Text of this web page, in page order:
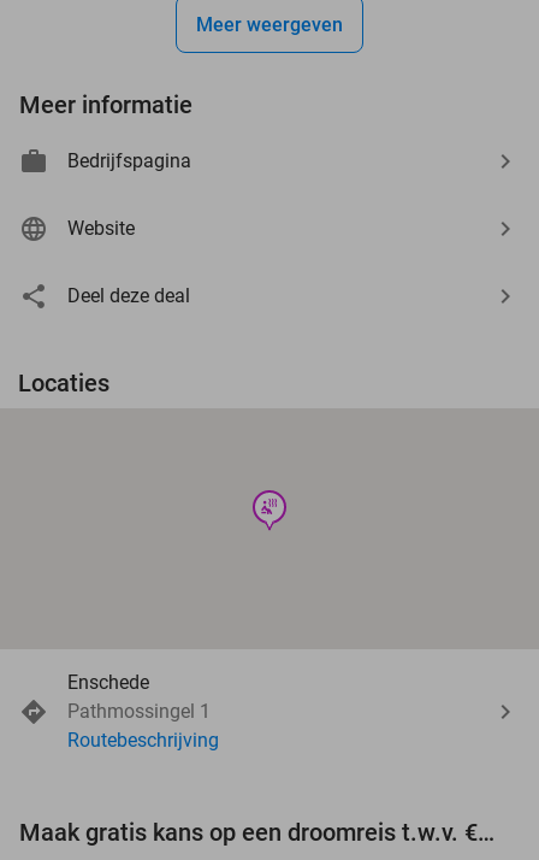
Meer weergeven
Meer informatie
Bedrijfspagina
Website
Deel deze deal
Locaties
wellness
Enschede
Pathmossingel 1
Routebeschrijving
Maak gratis kans op een droomreis t.w.v. €3.000!